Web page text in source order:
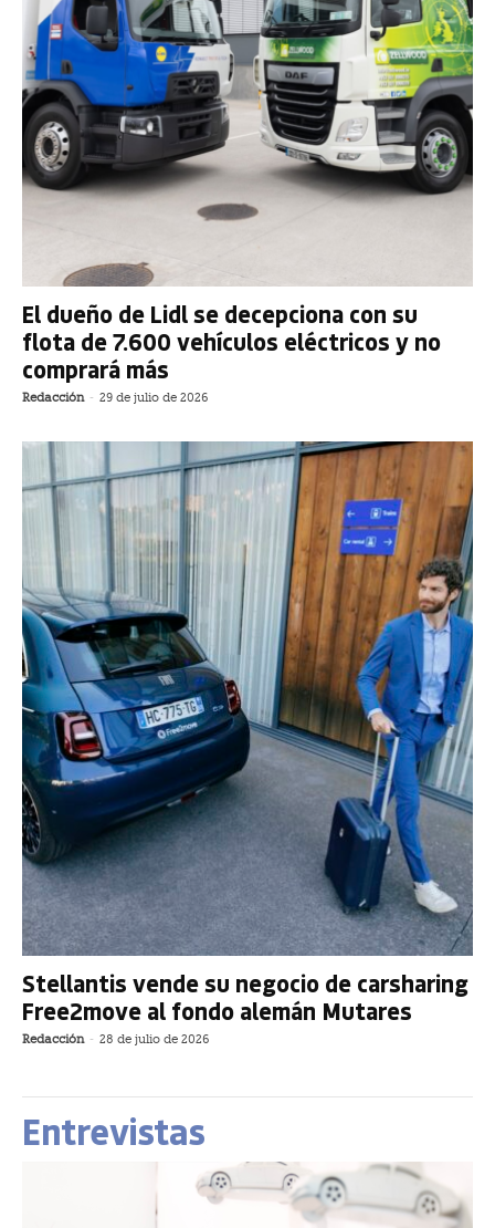
El dueño de Lidl se decepciona con su
flota de 7.600 vehículos eléctricos y no
comprará más
Redacción - 29 de julio de 2026
Stellantis vende su negocio de carsharing
Free2move al fondo alemán Mutares
Redacción - 28 de julio de 2026
Entrevistas